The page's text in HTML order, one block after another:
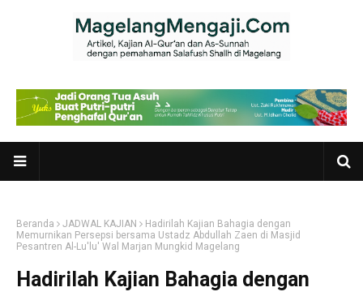
Beranda JADWAL KAJIAN
Hadirilah Kajian Bahagia dengan
Memurnikan Persepsi bersama Ustadz Abdullah Zaen di Masjid
Pesantren Al-Lu'lu' Wal Marjan Mungkid Magelang
Hadirilah Kajian Bahagia dengan